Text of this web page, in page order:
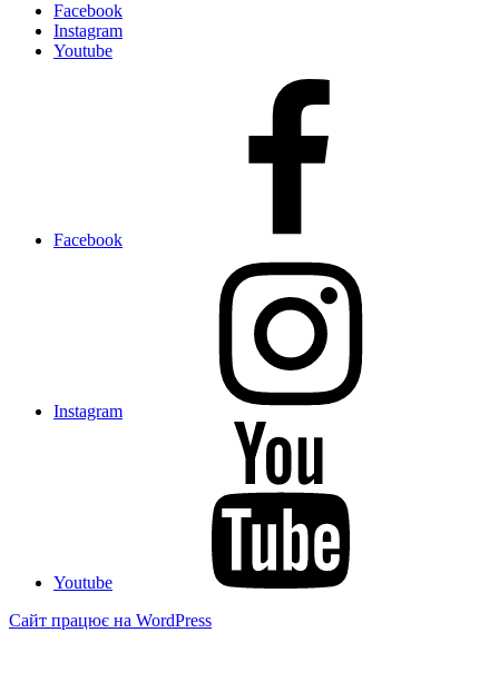
Facebook
Instagram
Youtube
Facebook
Instagram
Youtube
Сайт працює на WordPress